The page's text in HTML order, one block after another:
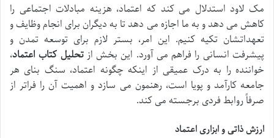
مک لاود استدلال می کند که اعتماد، هزینه مبادلات اجتماعی را
کاهش می دهد و به ما اجازه می دهد تا به دیگران برای انجام وظایف و
تعهداتشان تکیه کنیم. این امر، بستر لازم برای توسعه تمدن و
پیشرفت انسانی را فراهم می آورد. این بخش ازتحلیل کتاب اعتماد،
خواننده را به درک عمیقی از اینکه چگونه اعتماد، سنگ بنای هر
جامعه کارآمد و پویا است، رهنمون می سازد و اهمیت آن را فراتر از
صرفاً روابط فردی برجسته می کند.
ارزش ذاتی و ابزاری اعتماد